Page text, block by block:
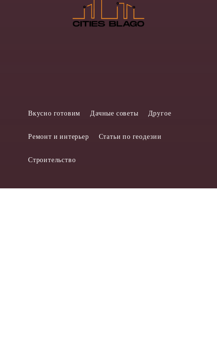
Вкусно готовим Дачные советы Другое
Ремонт и интерьер Статьи по геодезии
Строительство